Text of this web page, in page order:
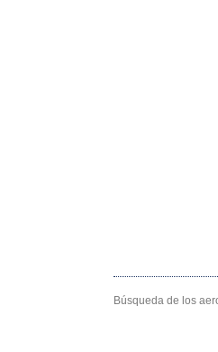
Búsqueda de los